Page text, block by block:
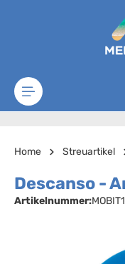
Zum Hauptinhalt
Home Streuartikel
Descanso -
Artikelnummer: